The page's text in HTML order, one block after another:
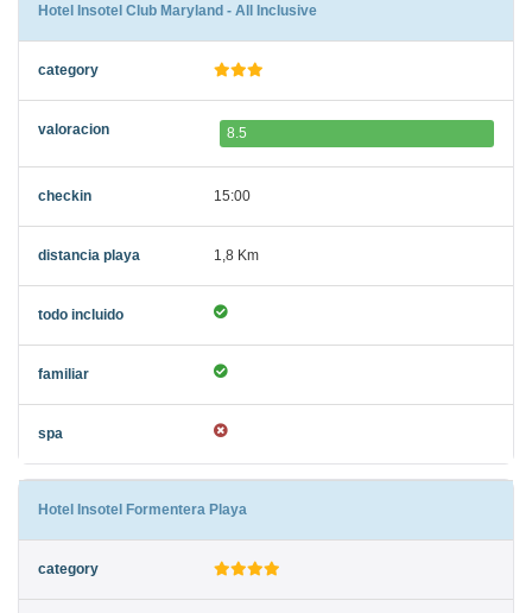
Hotel Insotel Club Maryland - All Inclusive
8.5
15:00
1,8 Km
Hotel Insotel Formentera Playa